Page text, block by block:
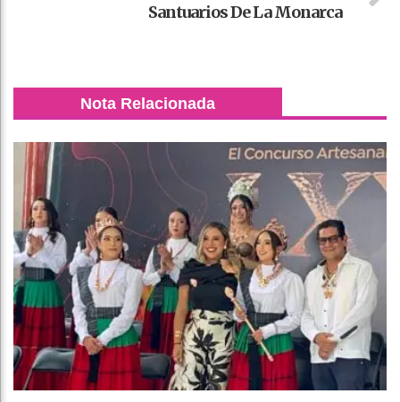
Santuarios De La Monarca
Nota Relacionada